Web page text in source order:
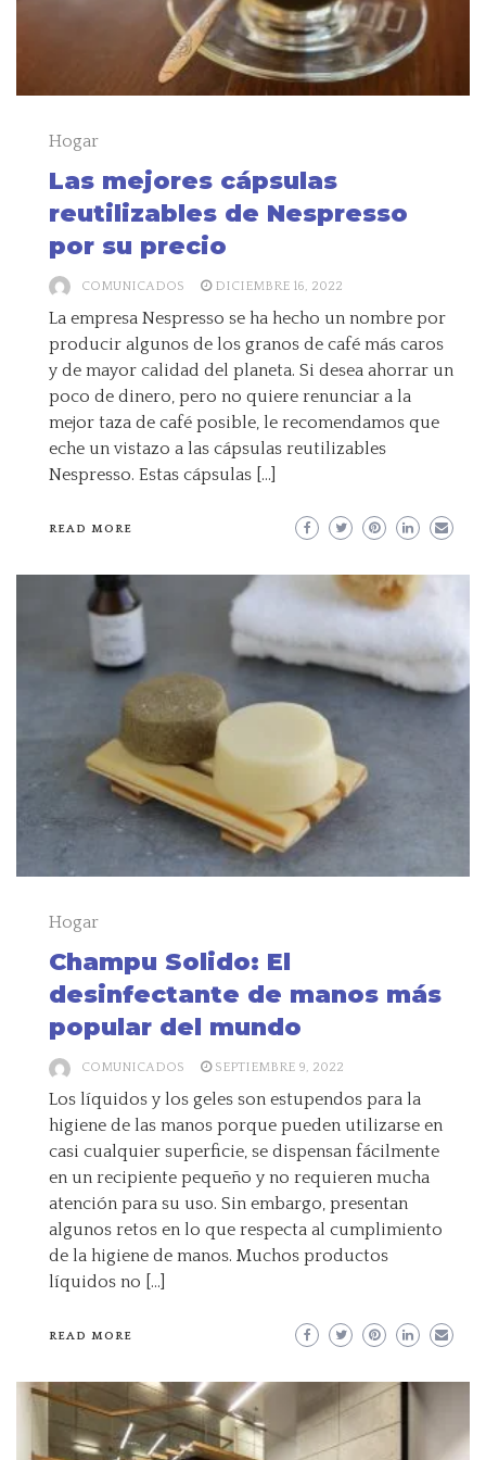
Hogar
Las mejores cápsulas
reutilizables de Nespresso
por su precio
COMUNICADOS DICIEMBRE 16, 2022
La empresa Nespresso se ha hecho un nombre por
producir algunos de los granos de café más caros
y de mayor calidad del planeta. Si desea ahorrar un
poco de dinero, pero no quiere renunciar a la
mejor taza de café posible, le recomendamos que
eche un vistazo a las cápsulas reutilizables
Nespresso. Estas cápsulas […]
READ MORE
Hogar
Champu Solido: El
desinfectante de manos más
popular del mundo
COMUNICADOS SEPTIEMBRE 9, 2022
Los líquidos y los geles son estupendos para la
higiene de las manos porque pueden utilizarse en
casi cualquier superficie, se dispensan fácilmente
en un recipiente pequeño y no requieren mucha
atención para su uso. Sin embargo, presentan
algunos retos en lo que respecta al cumplimiento
de la higiene de manos. Muchos productos
líquidos no […]
READ MORE